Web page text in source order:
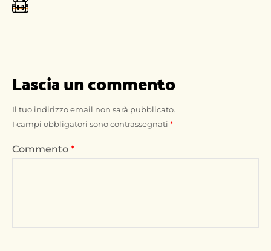
Lascia un commento
Il tuo indirizzo email non sarà pubblicato.
I campi obbligatori sono contrassegnati *
Commento *